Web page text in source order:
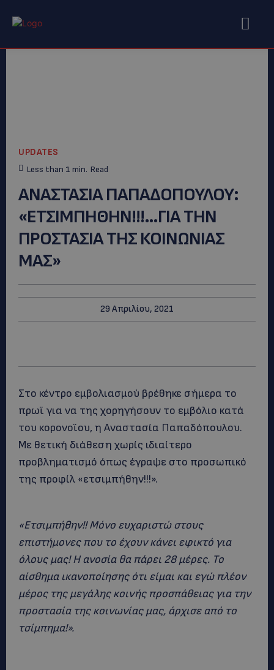
UPDATES
Less than 1 min. Read
ANAΣΤΑΣΙΑ ΠΑΠΑΔΟΠΟΥΛΟΥ:
«ΕΤΣΙΜΠΗΘΗΝ!!!…ΓΙΑ ΤΗΝ
ΠΡΟΣΤΑΣΙΑ ΤΗΣ ΚΟΙΝΩΝΙΑΣ
ΜΑΣ»
29 Απριλίου, 2021
Στο κέντρο εμβολιασμού βρέθηκε σήμερα το
πρωϊ για να της χορηγήσουν το εμβόλιο κατά
του κορονοϊου, η Αναστασία Παπαδόπουλου.
Με θετική διάθεση χωρίς ιδιαίτερο
προβληματισμό όπως έγραψε στο προσωπικό
της προφίλ «ετσιμπήθην!!!».
«Ετσιμπήθην!! Μόνο ευχαριστώ στους
επιστήμονες που το έχουν κάνει εφικτό για
όλους μας! Η ανοσία θα πάρει 28 μέρες. Το
αίσθημα ικανοποίησης ότι είμαι και εγώ πλέον
μέρος της μεγάλης κοινής προσπάθειας για την
προστασία της κοινωνίας μας, άρχισε από το
τσίμπημα!».